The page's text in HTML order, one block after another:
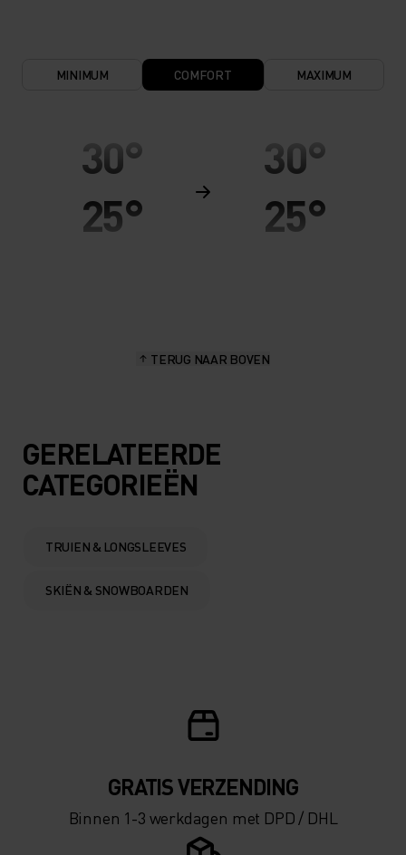
MINIMUM COMFORT MAXIMUM
30°
25°
5°
0°
-5°
-25°
30°
25°
-25°
TERUG NAAR BOVEN
GERELATEERDE
CATEGORIEËN
TRUIEN & LONGSLEEVES
SKIËN & SNOWBOARDEN
GRATIS VERZENDING​​​​​​​​​​​​​​
Binnen 1-3 werkdagen met DPD / DHL